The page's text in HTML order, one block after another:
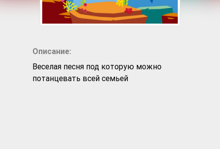
Описание:
Веселая песня под которую можно
потанцевать всей семьей